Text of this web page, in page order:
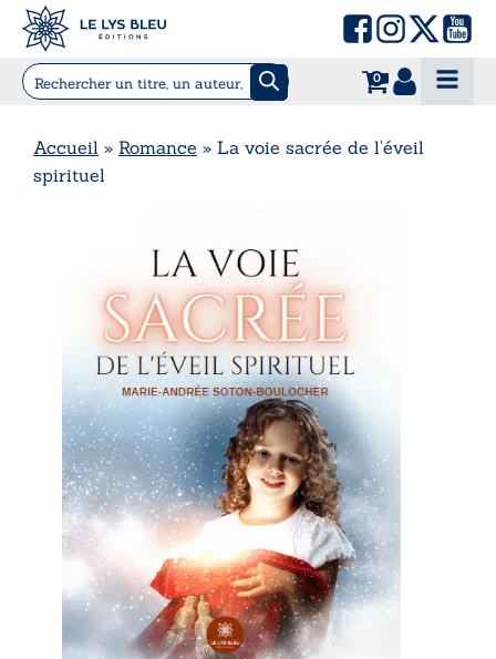
0
Accueil » Romance » La voie sacrée de l’éveil
spirituel